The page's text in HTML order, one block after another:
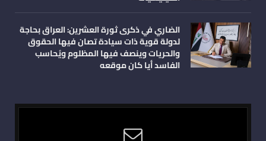
الضاري في ذكرى ثورة العشرين: العراق بحاجة
لدولة قوية ذات سيادة تصان فيها الحقوق
والحريات وينصف فيها المظلوم ويُحاسب
الفاسد أيا كان موقعه